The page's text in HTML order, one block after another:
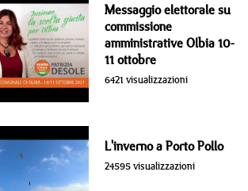
Messaggio elettorale su
commissione
amministrative Olbia 10-
11 ottobre
6421 visualizzazioni
L'inverno a Porto Pollo
24595 visualizzazioni